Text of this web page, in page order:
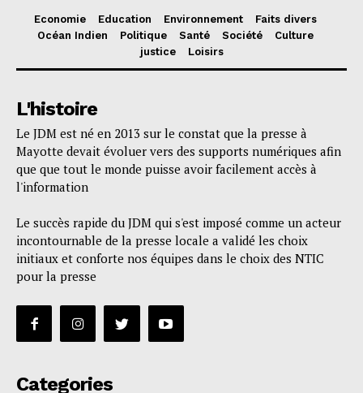
Economie Education Environnement
Faits divers
Océan Indien
Politique Santé Société
Culture
justice
Loisirs
L'histoire
Le JDM est né en 2013 sur le constat que la presse à
Mayotte devait évoluer vers des supports numériques afin
que que tout le monde puisse avoir facilement accès à
l'information
Le succès rapide du JDM qui s'est imposé comme un acteur
incontournable de la presse locale a validé les choix
initiaux et conforte nos équipes dans le choix des NTIC
pour la presse
Categories